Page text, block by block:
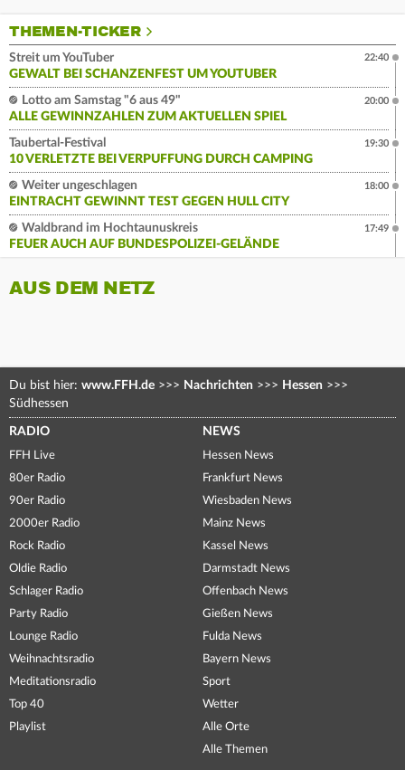
THEMEN-TICKER
Streit um YouTuber
GEWALT BEI SCHANZENFEST UM YOUTUBER
22:40
Lotto am Samstag "6 aus 49"
ALLE GEWINNZAHLEN ZUM AKTUELLEN SPIEL
20:00
Taubertal-Festival
10 VERLETZTE BEI VERPUFFUNG DURCH CAMPING
19:30
Weiter ungeschlagen
EINTRACHT GEWINNT TEST GEGEN HULL CITY
18:00
Waldbrand im Hochtaunuskreis
FEUER AUCH AUF BUNDESPOLIZEI-GELÄNDE
17:49
AUS DEM NETZ
Du bist hier: www.FFH.de >>> Nachrichten >>> Hessen >>>
Südhessen
RADIO
FFH Live
80er Radio
90er Radio
2000er Radio
Rock Radio
Oldie Radio
Schlager Radio
Party Radio
Lounge Radio
Weihnachtsradio
Meditationsradio
Top 40
Playlist
NEWS
Hessen News
Frankfurt News
Wiesbaden News
Mainz News
Kassel News
Darmstadt News
Offenbach News
Gießen News
Fulda News
Bayern News
Sport
Wetter
Alle Orte
Alle Themen